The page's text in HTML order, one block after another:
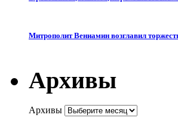
Митрополит Вениамин возглавил
Архивы
Архивы